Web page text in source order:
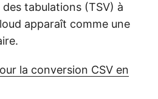
tabulations (TSV) à
apparaît comme une
la conversion CSV en